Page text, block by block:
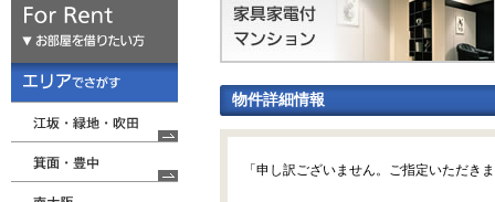
物件詳細情報
「申し訳ございません。ご指定いただき